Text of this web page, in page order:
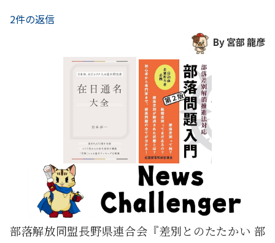
2件の返信
By 宮部 龍彦
部落解放同盟長野県連合会『差別とのたたかい 部